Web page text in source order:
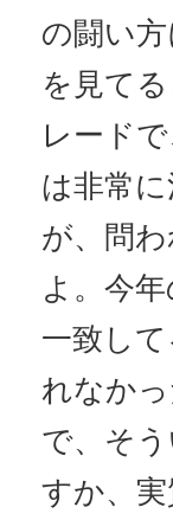
の闘い
を見て
レード
は非常
が、問
よ。今
一致し
れなか
で、そ
すか、